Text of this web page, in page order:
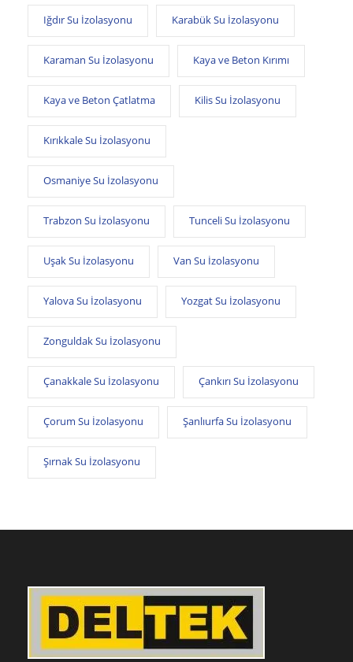
Iğdır Su İzolasyonu Karabük Su İzolasyonu
Karaman Su İzolasyonu Kaya ve Beton Kırımı
Kaya ve Beton Çatlatma Kilis Su İzolasyonu
Kırıkkale Su İzolasyonu
Osmaniye Su İzolasyonu
Trabzon Su İzolasyonu Tunceli Su İzolasyonu
Uşak Su İzolasyonu Van Su İzolasyonu
Yalova Su İzolasyonu Yozgat Su İzolasyonu
Zonguldak Su İzolasyonu
Çanakkale Su İzolasyonu Çankırı Su İzolasyonu
Çorum Su İzolasyonu Şanlıurfa Su İzolasyonu
Şırnak Su İzolasyonu